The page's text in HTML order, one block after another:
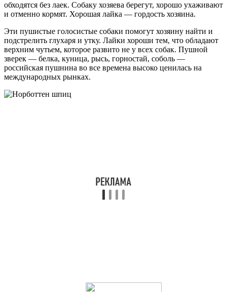
обходятся без лаек. Собаку хозяева берегут, хорошо ухаживают
и отменно кормят. Хорошая лайка — гордость хозяина.
Эти пушистые голосистые собаки помогут хозяину найти и
подстрелить глухаря и утку. Лайки хороши тем, что обладают
верхним чутьем, которое развито не у всех собак. Пушной
зверек — белка, куница, рысь, горностай, соболь —
российская пушнина во все времена высоко ценилась на
международных рынках.